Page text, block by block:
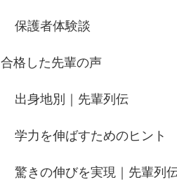
保護者体験談
合格した先輩の声
出身地別｜先輩列伝
学力を伸ばすためのヒント
驚きの伸びを実現｜先輩列